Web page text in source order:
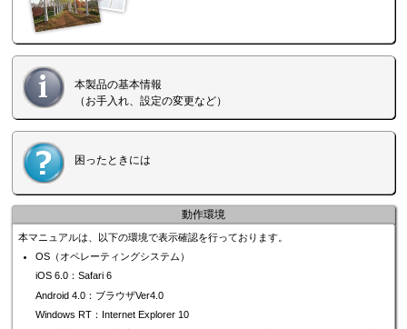
本製品の基本情報
（お手入れ、設定の変更など）
困ったときには
動作環境
本マニュアルは、以下の環境で表示確認を行っております。
OS（オペレーティングシステム）
iOS 6.0：Safari 6
Android 4.0：ブラウザVer4.0
Windows RT ： Internet Explorer 10